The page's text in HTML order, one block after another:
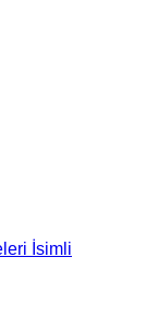
İsimli